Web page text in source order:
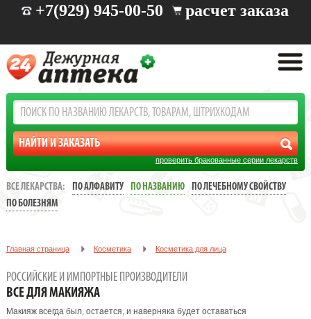
+7(929) 945-00-50 расчет заказа
проверить бракованные серии лекарств
ВСЕ ЛЕКАРСТВА: ПО АЛФАВИТУ ПО НАЗВАНИЮ
ПО ЛЕЧЕБНОМУ СВОЙСТВУ
ПО БОЛЕЗНЯМ
Главная страница Косметика Косметика для лица
РОССИЙСКИЕ И ИМПОРТНЫЕ ПРОИЗВОДИТЕЛИ
ВСЕ ДЛЯ МАКИЯЖА
Макияж всегда был, остается, и наверняка будет оставаться